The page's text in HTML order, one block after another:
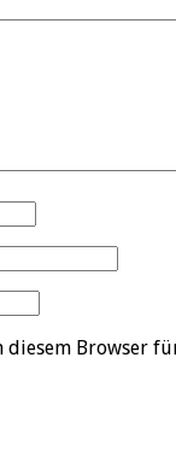
Browser